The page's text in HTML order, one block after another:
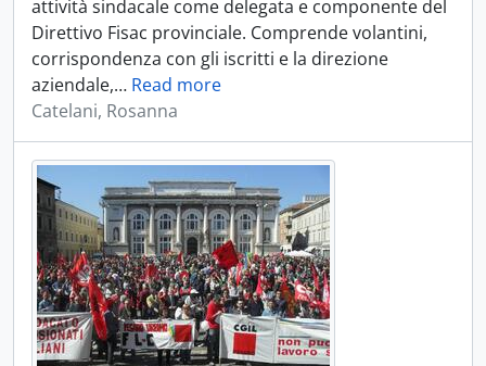
attività sindacale come delegata e componente del
Direttivo Fisac provinciale. Comprende volantini,
corrispondenza con gli iscritti e la direzione
aziendale,… Read more
Catelani, Rosanna